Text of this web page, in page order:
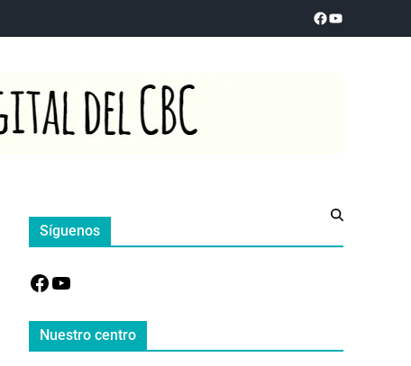
Síguenos
Nuestro centro